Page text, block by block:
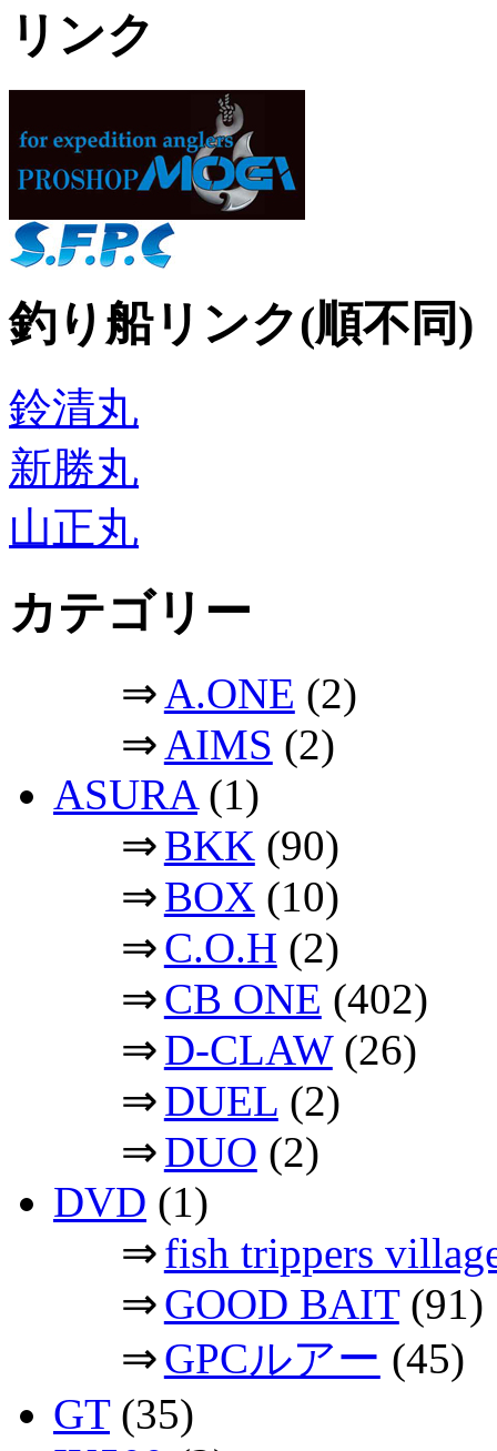
リンク
釣り船リンク(順不同)
鈴清丸
新勝丸
山正丸
カテゴリー
⇒A.ONE (2)
⇒AIMS (2)
ASURA(1)
⇒BKK (90)
⇒BOX (10)
⇒C.O.H (2)
⇒CB ONE (402)
⇒D-CLAW(26)
⇒DUEL (2)
⇒DUO (2)
DVD (1)
⇒fish trippers
⇒GOOD BAIT(91)
⇒GPCルアー (45)
GT(35)